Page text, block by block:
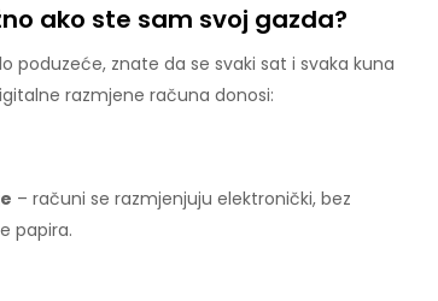
ako ste sam svoj gazda?
poduzeće, znate da se svaki sat i svaka kuna
razmjene računa donosi:
– računi se razmjenjuju elektronički, bez
papira.